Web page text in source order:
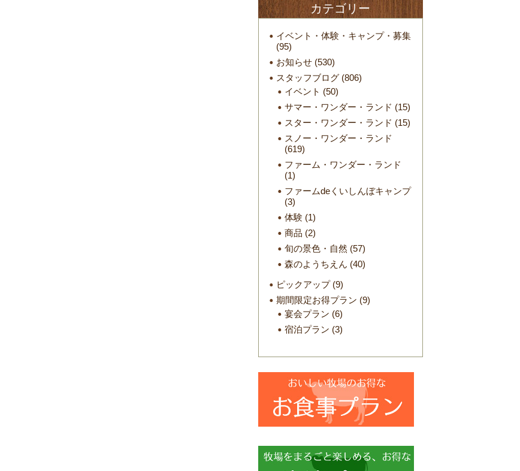
カテゴリー
イベント・体験・キャンプ・募集
(95)
お知らせ(530)
スタッフブログ(806)
イベント (50)
サマー・ワンダー・ランド (15)
スター・ワンダー・ランド (15)
スノー・ワンダー・ランド
(619)
ファーム・ワンダー・ランド
(1)
ファームdeくいしんぼキャンプ
(3)
体験 (1)
商品 (2)
旬の景色・自然 (57)
森のようちえん (40)
ピックアップ(9)
期間限定お得プラン (9)
宴会プラン (6)
宿泊プラン (3)